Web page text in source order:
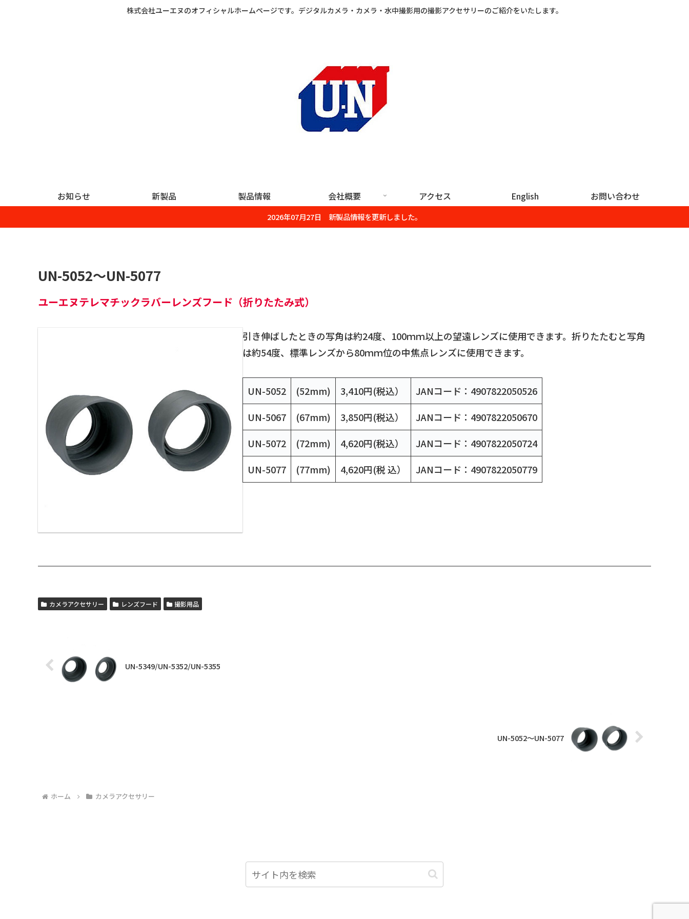
株式会社ユーエヌのオフィシャルホームページです。デジタルカメラ・カメラ・水中撮影用の撮影アクセサリーのご紹介をいたします。
お知らせ 新製品 製品情報 会社概要 アクセス English お問い合わせ
2026年07月27日 新製品情報を更新しました。
UN-5052～UN-5077
ユーエヌテレマチックラバーレンズフード（折りたたみ式）
引き伸ばしたときの写角は約24度、100ｍｍ以上の望遠レンズに使用できます。折りたたむと写角
は約54度、標準レンズから80ｍｍ位の中焦点レンズに使用できます。
UN-5052 (52mm) 3,410円(税込）
JANコード：4907822050526
UN-5067
(67mm) 3,850円(税込）
JANコード：4907822050670
UN-5072
(72mm) 4,620円(税込）
JANコード：4907822050724
UN-5077
(77mm) 4,620円(税 込） JANコード：4907822050779
カメラアクセサリー レンズフード 撮影用品
UN-5349/UN-5352/UN-5355
UN-5052～UN-5077
ホーム カメラアクセサリー